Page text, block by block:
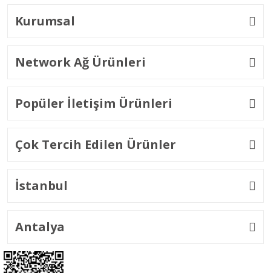
Kurumsal
Network Ağ Ürünleri
Popüler İletişim Ürünleri
Çok Tercih Edilen Ürünler
İstanbul
Antalya